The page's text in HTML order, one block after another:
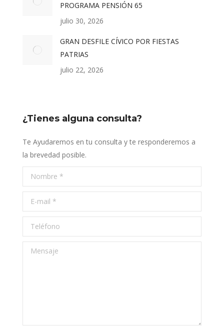
PROGRAMA PENSIÓN 65
julio 30, 2026
GRAN DESFILE CÍVICO POR FIESTAS
PATRIAS
julio 22, 2026
¿Tienes alguna consulta?
Te Ayudaremos en tu consulta y te responderemos a
la brevedad posible.
Nombre *
E-mail *
Teléfono
Mensaje